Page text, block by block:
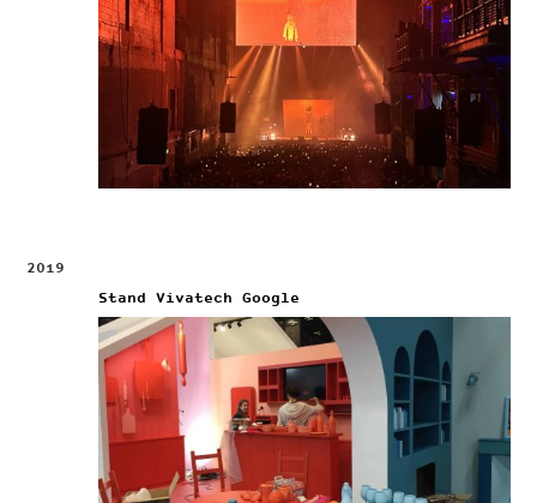
2019
Stand Vivatech Google